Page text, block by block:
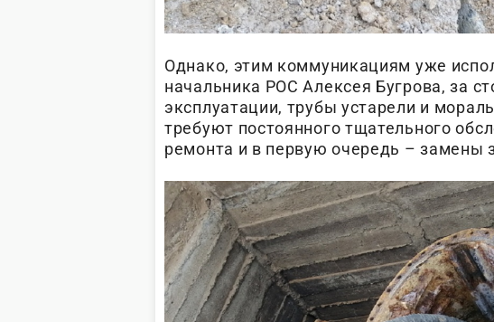
Однако, этим коммуникациям уже
начальника РОС Алексея Бугрова, за
эксплуатации, трубы устарели и
требуют постоянного тщательного
ремонта и в первую очередь – замены